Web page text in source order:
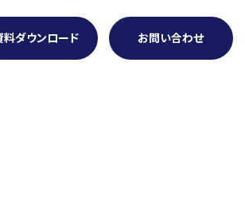
料ダウンロード お問い合わせ